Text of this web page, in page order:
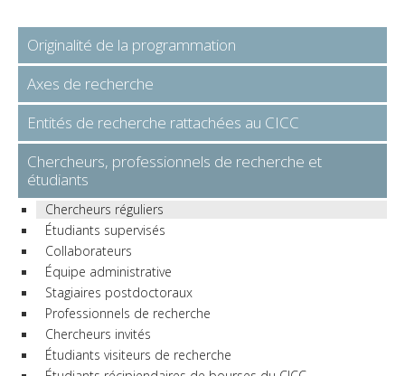
Originalité de la programmation
Axes de recherche
Entités de recherche rattachées au CICC
Chercheurs, professionnels de recherche et
étudiants
Chercheurs réguliers
Étudiants supervisés
Collaborateurs
Équipe administrative
Stagiaires postdoctoraux
Professionnels de recherche
Chercheurs invités
Étudiants visiteurs de recherche